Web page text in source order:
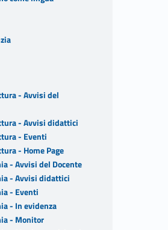
- Avvisi del
- Avvisi didattici
- Eventi
- Home Page
- Avvisi del Docente
- Avvisi didattici
- Eventi
- In evidenza
- Monitor